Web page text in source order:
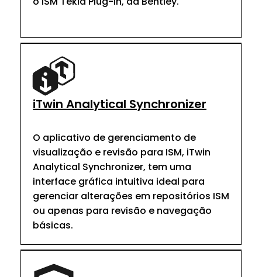
iTwin Analytical Synchronizer
O aplicativo de gerenciamento de
visualização e revisão para ISM, iTwin
Analytical Synchronizer, tem uma
interface gráfica intuitiva ideal para
gerenciar alterações em repositórios ISM
ou apenas para revisão e navegação
básicas.